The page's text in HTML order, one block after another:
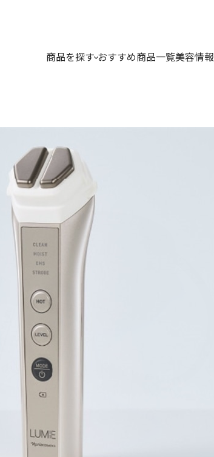
商品を探す おすすめ商品一覧美容情報